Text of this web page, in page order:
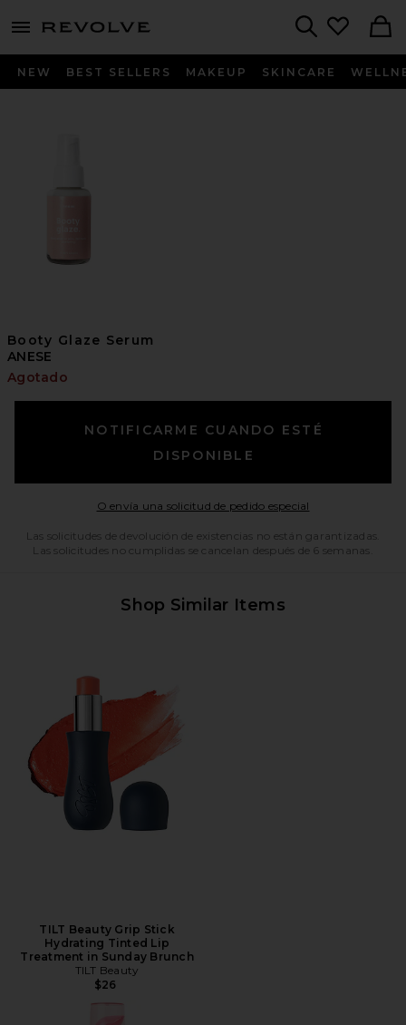
menu - shows more content
NEW BEST SELLERS MAKEUP SKINCARE
Booty Glaze Serum
ANESE
Agotado
NOTIFICARME CUANDO ESTÉ
DISPONIBLE
O envía una solicitud de pedido especial
Las solicitudes de devolución de existencias no están garantizadas.
Las solicitudes no cumplidas se cancelan después de 6 semanas.
Shop Similar Items
TILT Beauty Grip Stick
Hydrating Tinted Lip
Treatment in Sunday Brunch
TILT Beauty
$26